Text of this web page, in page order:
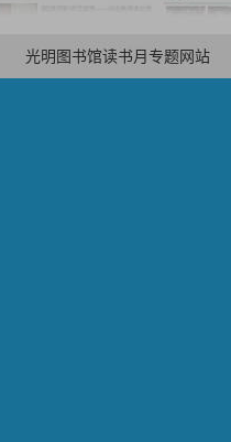
光明图书馆读书月专题网站